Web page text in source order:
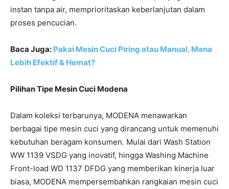
instan tanpa air, memprioritaskan keberlanjutan dalam
proses pencucian.
Baca Juga: Pakai Mesin Cuci Piring atau Manual, Mana
Lebih Efektif & Hemat?
Pilihan Tipe Mesin Cuci Modena
Dalam koleksi terbarunya, MODENA menawarkan
berbagai tipe mesin cuci yang dirancang untuk memenuhi
kebutuhan beragam konsumen. Mulai dari Wash Station
WW 1139 VSDG yang inovatif, hingga Washing Machine
Front-load WD 1137 DFDG yang memberikan kinerja luar
biasa, MODENA mempersembahkan rangkaian mesin cuci